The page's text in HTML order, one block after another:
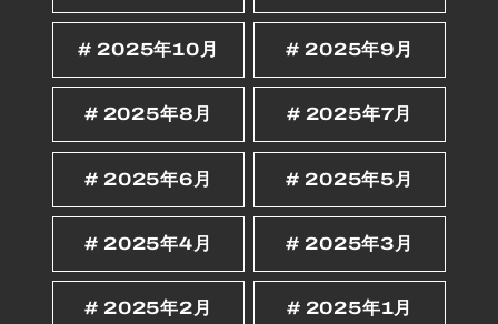
2025年10月 2025年9月
2025年8月 2025年7月
2025年6月 2025年5月
2025年4月 2025年3月
2025年2月 2025年1月